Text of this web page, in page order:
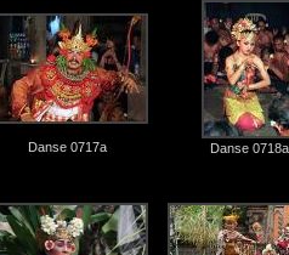
Danse 0717a Danse 0718a